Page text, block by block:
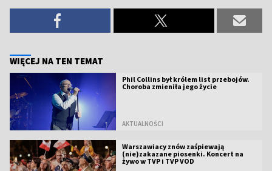
WIĘCEJ NA TEN TEMAT
Phil Collins był królem list przebojów.
Choroba zmieniła jego życie
AKTUALNOŚCI
Warszawiacy znów zaśpiewają
(nie)zakazane piosenki. Koncert na
żywo w TVP i TVP VOD